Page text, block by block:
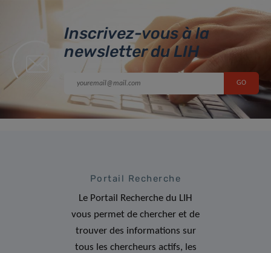
Inscrivez-vous à la
newsletter du LIH
Portail Recherche
Le Portail Recherche du LIH
vous permet de chercher et de
trouver des informations sur
tous les chercheurs actifs, les